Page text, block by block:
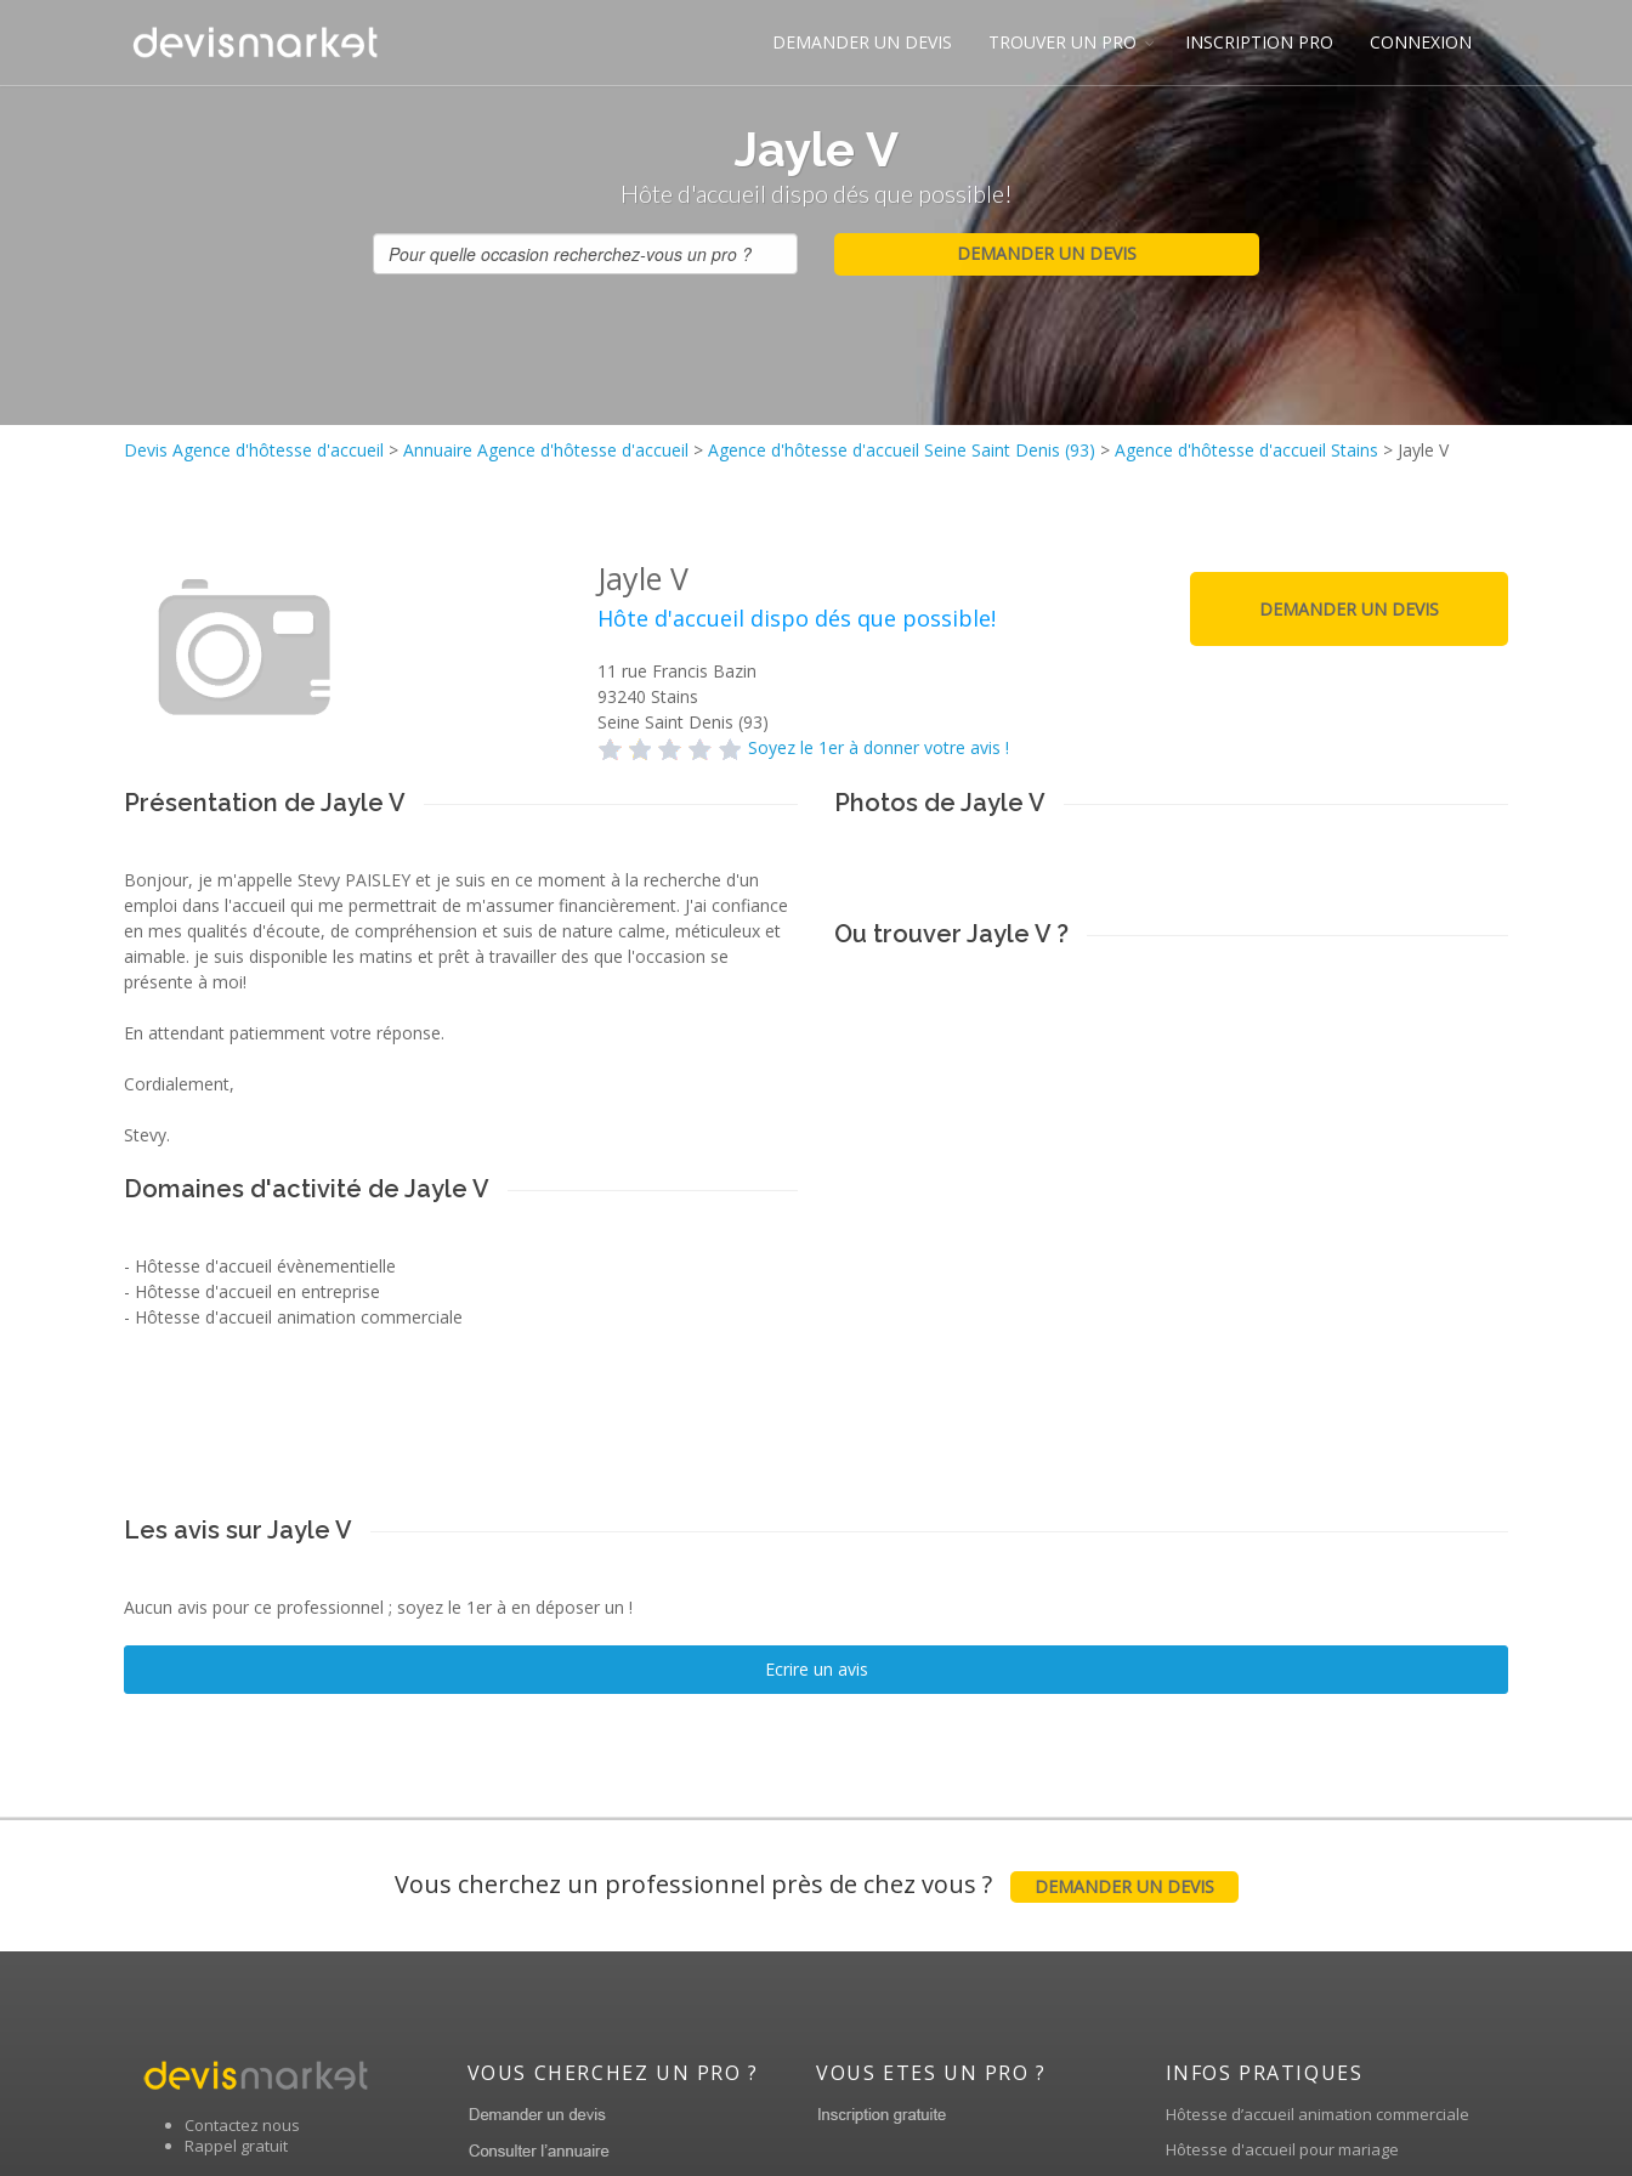
DEMANDER UN DEVIS TROUVER UN PRO INSCRIPTION PRO CONNEXION
Jayle V
Hôte d'accueil dispo dés que possible!
Devis Agence d'hôtesse d'accueil > Annuaire Agence d'hôtesse d'accueil > Agence d'hôtesse d'accueil Seine Saint Denis (93) > Agence d'hôtesse d'accueil Stains > Jayle V
Jayle V
Hôte d'accueil dispo dés que possible!
11 rue Francis Bazin
93240 Stains
Seine Saint Denis (93)
Soyez le 1er à donner votre avis !
Présentation de Jayle V
Bonjour, je m'appelle Stevy PAISLEY et je suis en ce moment à la recherche d'un
emploi dans l'accueil qui me permettrait de m'assumer financièrement. J'ai confiance
en mes qualités d'écoute, de compréhension et suis de nature calme, méticuleux et
aimable. je suis disponible les matins et prêt à travailler des que l'occasion se
présente à moi!
En attendant patiemment votre réponse.
Cordialement,
Stevy.
Domaines d'activité de Jayle V
- Hôtesse d'accueil évènementielle
- Hôtesse d'accueil en entreprise
- Hôtesse d'accueil animation commerciale
Photos de Jayle V
Ou trouver Jayle V ?
Les avis sur Jayle V
Aucun avis pour ce professionnel ; soyez le 1er à en déposer un !
Ecrire un avis
Vous cherchez un professionnel près de chez vous ? DEMANDER UN DEVIS
Contactez nous
Rappel gratuit
VOUS CHERCHEZ UN PRO ? VOUS ETES UN PRO ? INFOS PRATIQUES
Hôtesse d’accueil animation commerciale
Hôtesse d'accueil pour mariage